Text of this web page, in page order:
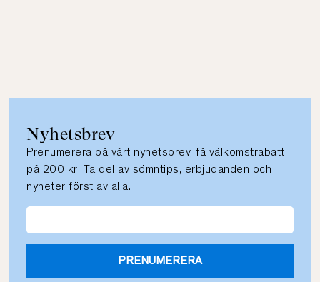
Nyhetsbrev
Prenumerera på vårt nyhetsbrev, få välkomstrabatt
på 200 kr! Ta del av sömntips, erbjudanden och
nyheter först av alla.
PRENUMERERA